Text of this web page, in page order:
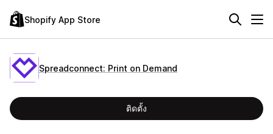
Shopify App Store
Spreadconnect: Print on Demand
ติดตั้ง